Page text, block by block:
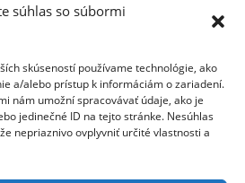
súhlas so súbormi
skúseností používame technológie, ako
a/alebo prístup k informáciám o zariadení.
nám umožní spracovávať údaje, ako je
jedinečné ID na tejto stránke. Nesúhlas
nepriaznivo ovplyvniť určité vlastnosti a